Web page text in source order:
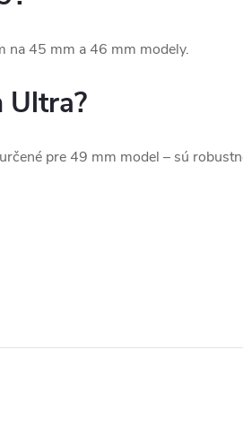
na 45 mm a 46 mm modely.
Ultra?
pre 49 mm model – sú